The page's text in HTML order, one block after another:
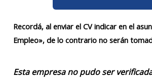
Recordá, al enviar el CV indicar en el
Empleo», de lo contrario no serán
Esta empresa no pudo ser